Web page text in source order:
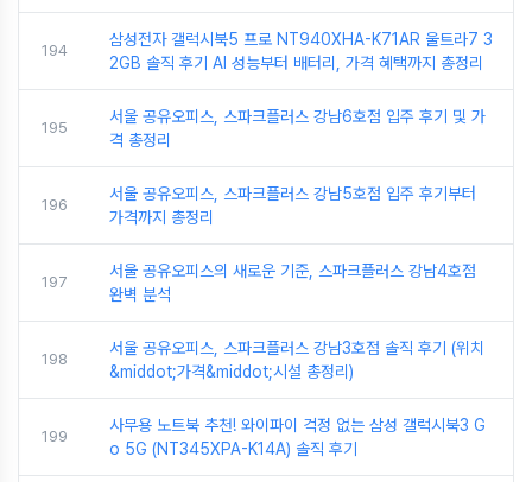
194
삼성전자 갤럭시북5 프로 NT940XHA-K71AR 울트라7 3
2GB 솔직 후기 AI 성능부터 배터리, 가격 혜택까지 총정리
195
서울 공유오피스, 스파크플러스 강남6호점 입주 후기 및 가
격 총정리
196
서울 공유오피스, 스파크플러스 강남5호점 입주 후기부터
가격까지 총정리
197
서울 공유오피스의 새로운 기준, 스파크플러스 강남4호점
완벽 분석
198
서울 공유오피스, 스파크플러스 강남3호점 솔직 후기 (위치
&middot;가격&middot;시설 총정리)
199
사무용 노트북 추천! 와이파이 걱정 없는 삼성 갤럭시북3 G
o 5G (NT345XPA-K14A) 솔직 후기